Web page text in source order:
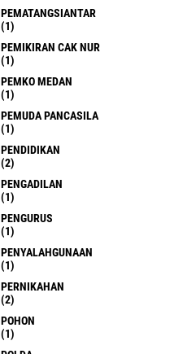
PEMATANGSIANTAR
(1)
PEMIKIRAN CAK NUR
(1)
PEMKO MEDAN
(1)
PEMUDA PANCASILA
(1)
PENDIDIKAN
(2)
PENGADILAN
(1)
PENGURUS
(1)
PENYALAHGUNAAN
(1)
PERNIKAHAN
(2)
POHON
(1)